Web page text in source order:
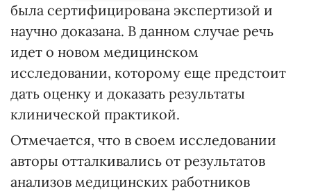
была сертифицирована экспертизой и
научно доказана. В данном случае речь
идет о новом медицинском
исследовании, которому еще предстоит
дать оценку и доказать результаты
клинической практикой.
Отмечается, что в своем исследовании
авторы отталкивались от результатов
анализов медицинских работников